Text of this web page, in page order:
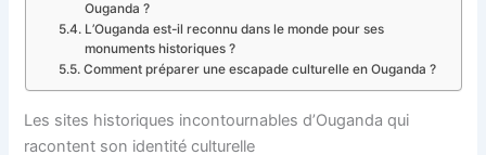
Ouganda ?
L’Ouganda est-il reconnu dans le monde pour ses
monuments historiques ?
Comment préparer une escapade culturelle en Ouganda ?
Les sites historiques incontournables d’Ouganda qui
racontent son identité culturelle